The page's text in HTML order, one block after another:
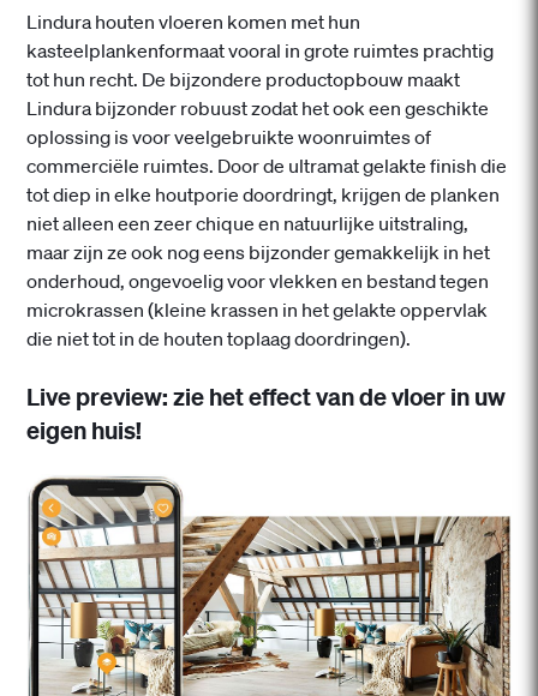
Lindura houten vloeren komen met hun
kasteelplankenformaat vooral in grote ruimtes prachtig
tot hun recht. De bijzondere productopbouw maakt
Lindura bijzonder robuust zodat het ook een geschikte
oplossing is voor veelgebruikte woonruimtes of
commerciële ruimtes. Door de ultramat gelakte finish die
tot diep in elke houtporie doordringt, krijgen de planken
niet alleen een zeer chique en natuurlijke uitstraling,
maar zijn ze ook nog eens bijzonder gemakkelijk in het
onderhoud, ongevoelig voor vlekken en bestand tegen
microkrassen (kleine krassen in het gelakte oppervlak
die niet tot in de houten toplaag doordringen).
Live preview: zie het effect van de vloer in uw
eigen huis!